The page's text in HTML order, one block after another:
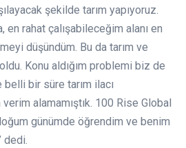
şekilde tarım yapıyoruz.
en rahat çalışabileceğim alanı en
düşündüm. Bu da tarım ve
Konu aldığım problemi biz de
belli bir süre tarım ilacı
alamamıştık. 100 Rise Global
günümde öğrendim ve benim
dedi.